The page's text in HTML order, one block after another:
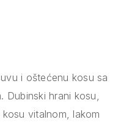
i oštećenu kosu sa
Dubinski hrani kosu,
vitalnom, lakom